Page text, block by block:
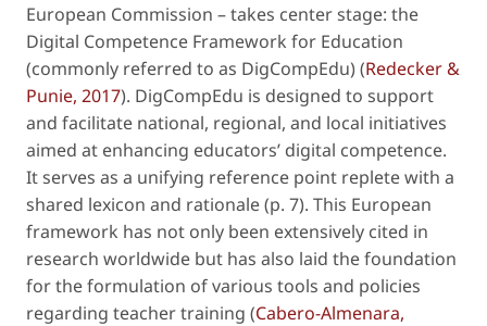
European Commission – takes center stage: the
Digital Competence Framework for Education
(commonly referred to as DigCompEdu) (Redecker &
Punie, 2017). DigCompEdu is designed to support
and facilitate national, regional, and local initiatives
aimed at enhancing educators’ digital competence.
It serves as a unifying reference point replete with a
shared lexicon and rationale (p. 7). This European
framework has not only been extensively cited in
research worldwide but has also laid the foundation
for the formulation of various tools and policies
regarding teacher training (Cabero-Almenara,